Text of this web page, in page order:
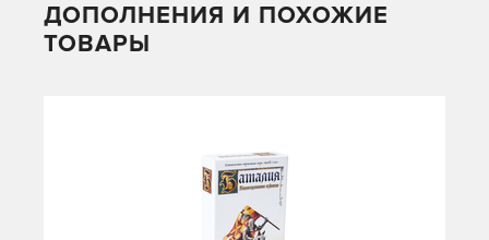
ДОПОЛНЕНИЯ И ПОХОЖИЕ
ТОВАРЫ